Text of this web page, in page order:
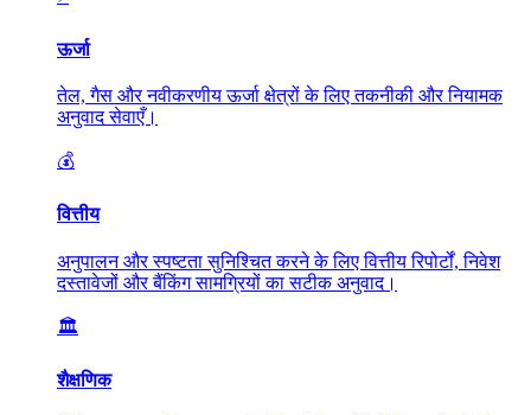
ऊर्जा
तेल, गैस और नवीकरणीय ऊर्जा क्षेत्रों के लिए तकनीकी और नियामक
अनुवाद सेवाएँ।
💰
वित्तीय
अनुपालन और स्पष्टता सुनिश्चित करने के लिए वित्तीय रिपोर्टों, निवेश
दस्तावेजों और बैंकिंग सामग्रियों का सटीक अनुवाद।
🏛️
शैक्षणिक